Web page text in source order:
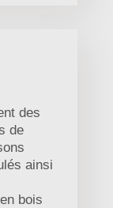
des
de
ainsi
bois